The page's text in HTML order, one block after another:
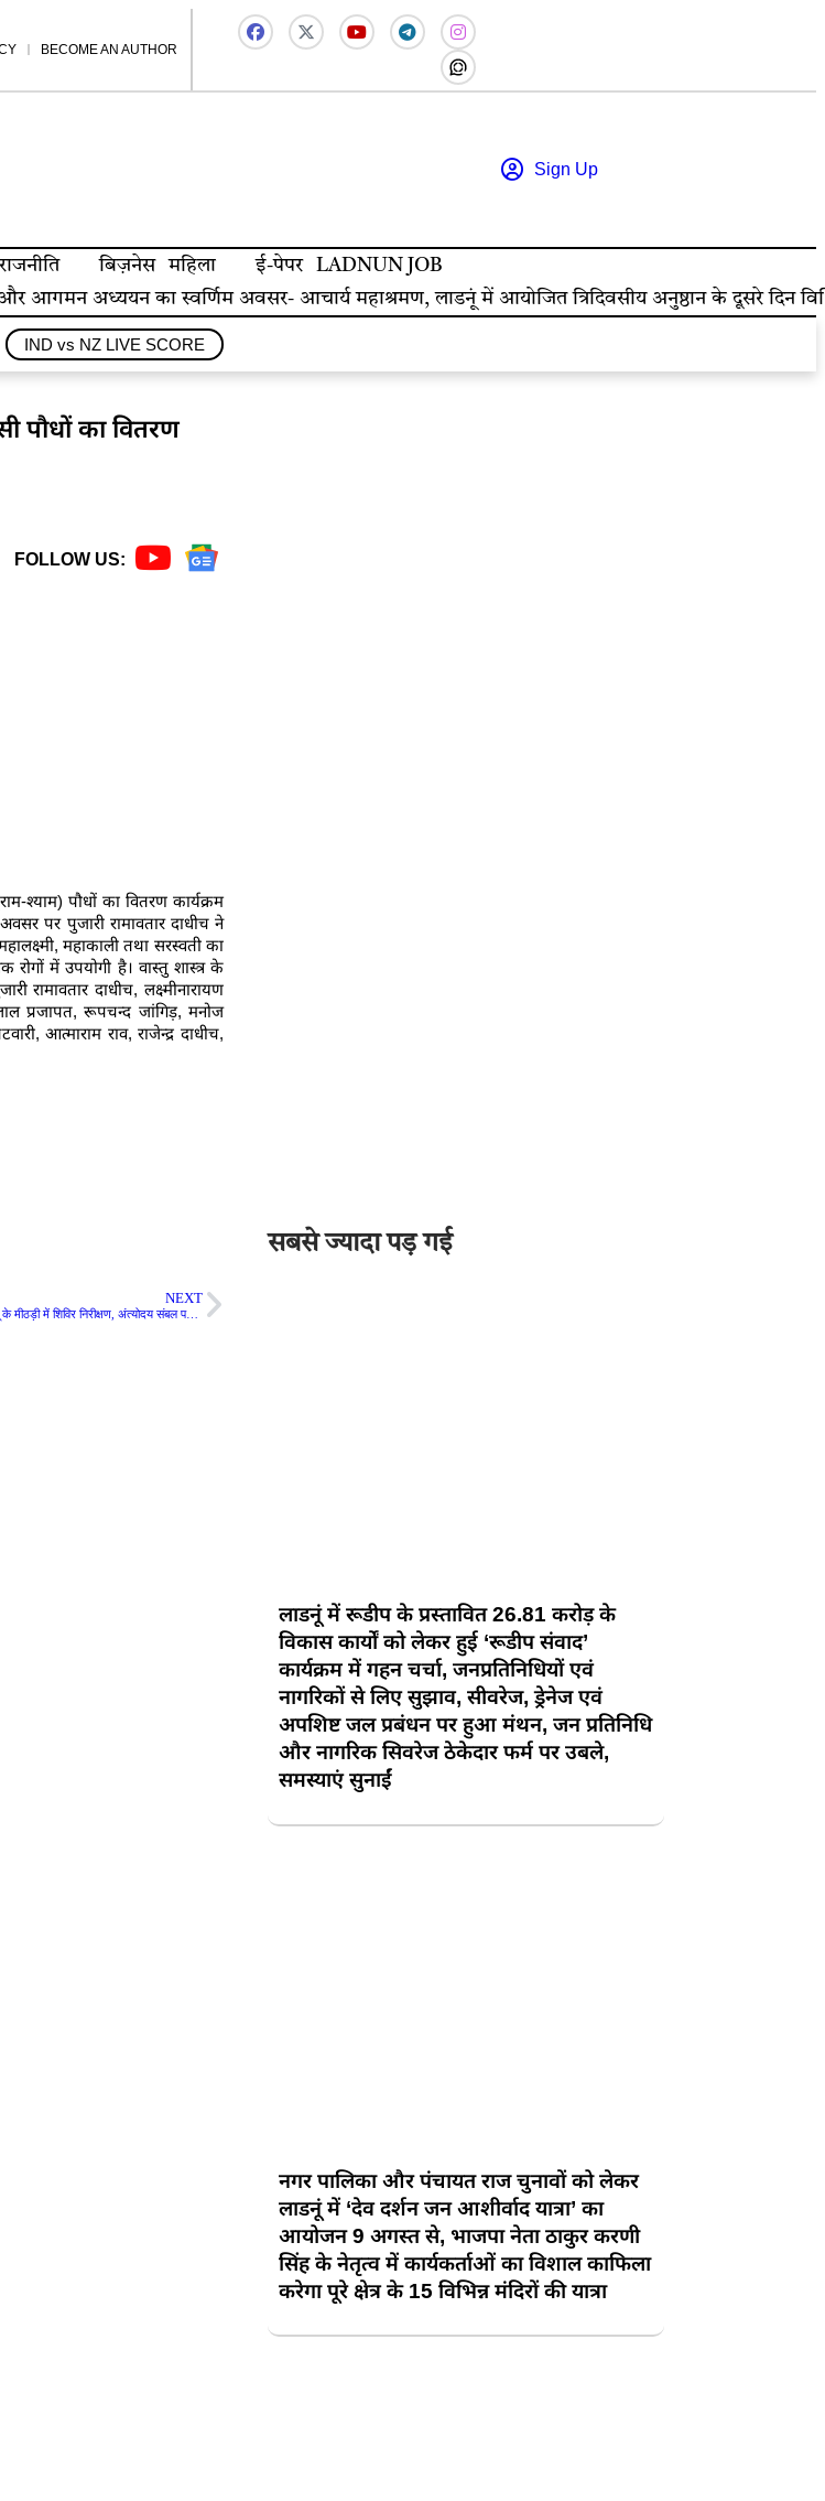
BECOME AN AUTHOR
Sign Up
राजनीति बिज़नेस महिला ई-पेपर
LADNUN JOB
आगमन अध्ययन का स्वर्णिम अवसर- आचार्य महाश्रमण, लाडनूं में आयोजित त्रिदिवसीय अनुष्ठान के दूसरे दिन
IND vs NZ LIVE SCORE
पौधों का वितरण
FOLLOW US:
श्याम) पौधों का वितरण कार्यक्रम
पर पुजारी रामावतार दाधीच ने
महाकाली तथा सरस्वती का
रोगों में उपयोगी है। वास्तु शास्त्र के
रामावतार दाधीच, लक्ष्मीनारायण
प्रजापत, रूपचन्द जांगिड़, मनोज
आत्माराम राव, राजेन्द्र दाधीच,
NEXT
जिला कलक्टर डा. महेंद्र खड़गावत ने किया लाडनूं के मीठड़ी में शिविर निरीक्षण, अंत्योदय संबल पखवाड़ा के शिविर में पहुंच कर लोगों से संवाद कर जानी समस्याएं
सबसे ज्यादा पड़ गई
लाडनूं में रूडीप के प्रस्तावित 26.81 करोड़ के
विकास कार्यों को लेकर हुई ‘रूडीप संवाद’
कार्यक्रम में गहन चर्चा, जनप्रतिनिधियों एवं
नागरिकों से लिए सुझाव, सीवरेज, ड्रेनेज एवं
अपशिष्ट जल प्रबंधन पर हुआ मंथन, जन प्रतिनिधि
और नागरिक सिवरेज ठेकेदार फर्म पर उबले,
समस्याएं सुनाईं
नगर पालिका और पंचायत राज चुनावों को लेकर
लाडनूं में ‘देव दर्शन जन आशीर्वाद यात्रा’ का
आयोजन 9 अगस्त से, भाजपा नेता ठाकुर करणी
सिंह के नेतृत्व में कार्यकर्ताओं का विशाल काफिला
करेगा पूरे क्षेत्र के 15 विभिन्न मंदिरों की यात्रा